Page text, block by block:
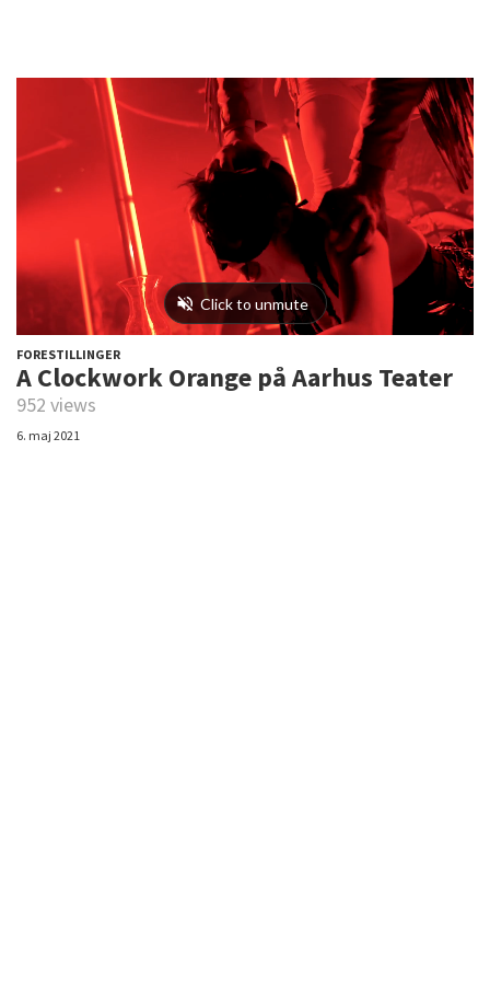
FORESTILLINGER
A Clockwork Orange på Aarhus Teater
952 views
6. maj 2021